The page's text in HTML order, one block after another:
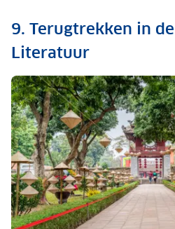
9. Terugtrekken in
Literatuur